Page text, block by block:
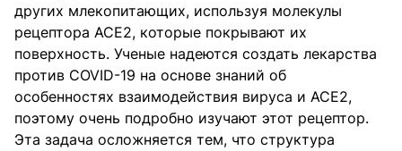
других млекопитающих, используя молекулы
рецептора ACE2, которые покрывают их
поверхность. Ученые надеются создать лекарства
против COVID-19 на основе знаний об
особенностях взаимодействия вируса и ACE2,
поэтому очень подробно изучают этот рецептор.
Эта задача осложняется тем, что структура